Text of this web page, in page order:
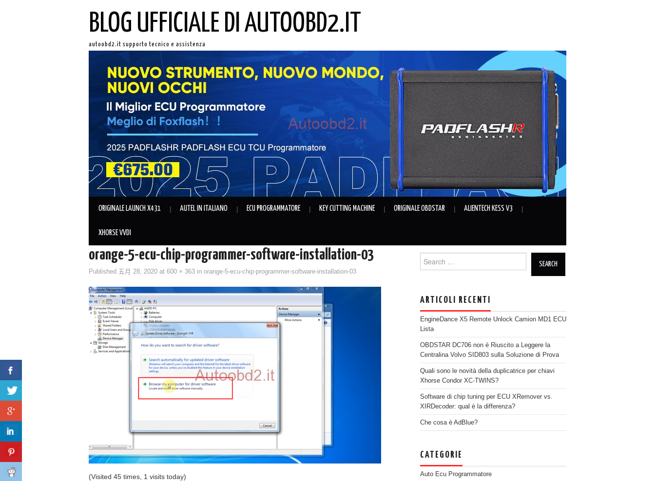
BLOG UFFICIALE DI AUTOOBD2.IT
autoobd2.it supporto tecnico e assistenza
ORIGINALE LAUNCH X431 AUTEL IN ITALIANO ECU PROGRAMMATORE KEY CUTTING MACHINE ORIGINALE OBDSTAR ALIENTECH KESS V3
XHORSE VVDI
orange-5-ecu-chip-programmer-software-installation-03
Published 五月 28, 2020 at 600 × 363 in orange-5-ecu-chip-programmer-software-installation-03
(Visited 45 times, 1 visits today)
Search for:
ARTICOLI RECENTI
EngineDance X5 Remote Unlock Camion MD1 ECU
Lista
OBDSTAR DC706 non è Riuscito a Leggere la
Centralina Volvo SID803 sulla Soluzione di Prova
Quali sono le novità della duplicatrice per chiavi
Xhorse Condor XC-TWINS?
Software di chip tuning per ECU XRemover vs.
XIRDecoder: qual è la differenza?
Che cosa è AdBlue?
CATEGORIE
Auto Ecu Programmatore